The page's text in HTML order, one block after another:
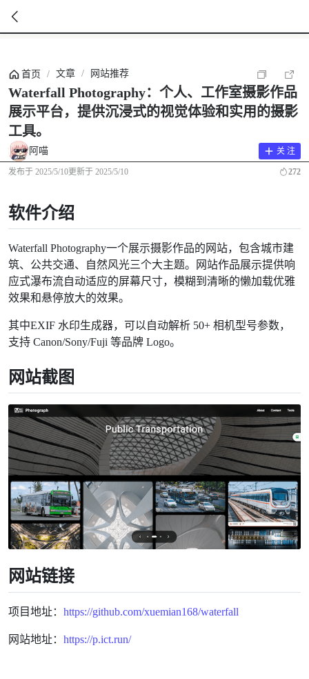
首页 / 文章 / 网站推荐
Waterfall Photography：个人、工作室摄影作品
展示平台，提供沉浸式的视觉体验和实用的摄影
工具。
阿喵 关 注
发布于 2025/5/10更新于 2025/5/10 272
软件介绍
Waterfall Photography一个展示摄影作品的网站，包含城市建
筑、公共交通、自然风光三个大主题。网站作品展示提供响
应式瀑布流自动适应的屏幕尺寸，模糊到清晰的懒加载优雅
效果和悬停放大的效果。
其中EXIF 水印生成器，可以自动解析 50+ 相机型号参数，
支持 Canon/Sony/Fuji 等品牌 Logo。
网站截图
网站链接
项目地址： https://github.com/xuemian168/waterfall
网站地址： https://p.ict.run/